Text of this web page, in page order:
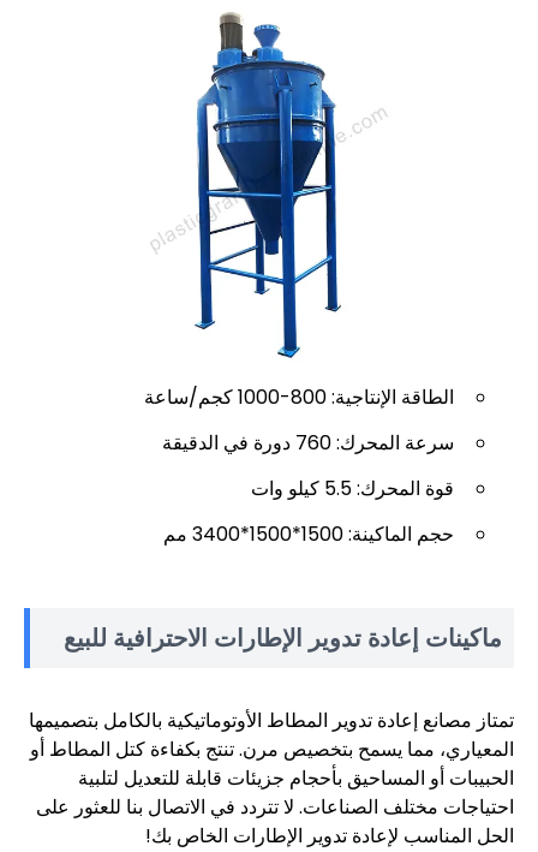
الطاقة الإنتاجية: 800-1000 كجم/ساعة
سرعة المحرك: 760 دورة في الدقيقة
قوة المحرك: 5.5 كيلو وات
حجم الماكينة: 1500*1500*3400 مم
ماكينات إعادة تدوير الإطارات الاحترافية للبيع
تمتاز مصانع إعادة تدوير المطاط الأوتوماتيكية بالكامل بتصميمها
المعياري، مما يسمح بتخصيص مرن. تنتج بكفاءة كتل المطاط أو
الحبيبات أو المساحيق بأحجام جزيئات قابلة للتعديل لتلبية
احتياجات مختلف الصناعات. لا تتردد في الاتصال بنا للعثور على
الحل المناسب لإعادة تدوير الإطارات الخاص بك!